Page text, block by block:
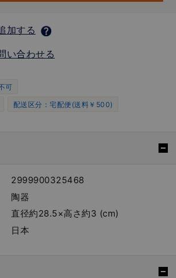
加する
い合わせる
可
配送区分：宅配便(送料￥500)
2999900325468
陶器
直径約28.5×高さ約3 (cm)
日本